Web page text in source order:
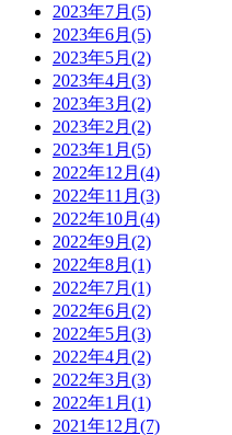
2023年7月(5)
2023年6月(5)
2023年5月(2)
2023年4月(3)
2023年3月(2)
2023年2月(2)
2023年1月(5)
2022年12月(4)
2022年11月(3)
2022年10月(4)
2022年9月(2)
2022年8月(1)
2022年7月(1)
2022年6月(2)
2022年5月(3)
2022年4月(2)
2022年3月(3)
2022年1月(1)
2021年12月(7)